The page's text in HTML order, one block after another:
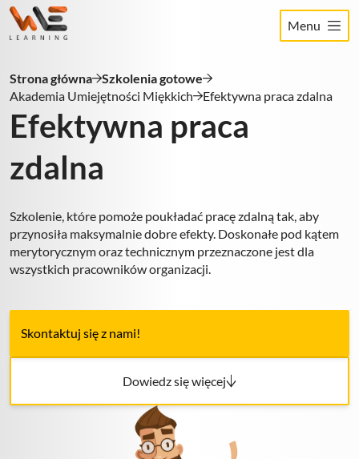
Menu
Strona główna
Szkolenia gotowe
Akademia Umiejętności Miękkich
Efektywna praca zdalna
Efektywna praca
zdalna
Szkolenie, które pomoże poukładać pracę zdalną tak, aby
przynosiła maksymalnie dobre efekty. Doskonałe pod kątem
merytorycznym oraz technicznym przeznaczone jest dla
wszystkich pracowników organizacji.
Dowiedz się więcej
Skontaktuj się z nami!
Zainteresowany? Sprawdź, jak
Twojego biznesu!
Wypełnij formularz, a my zajmiemy się resztą.
Dane osobowe
Imię i nazwisko
Dane kontaktowe
Podaj służbowy adres email*
Wpisz słuzbowy numer telefonu
Wpisz treść wiadomości